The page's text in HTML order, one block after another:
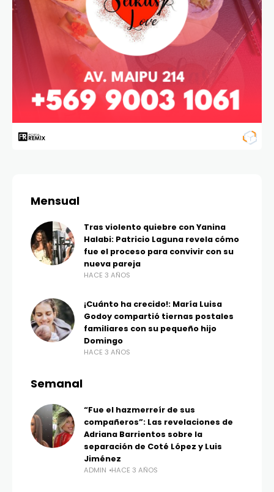
Mensual
Tras violento quiebre con Yanina
Halabi: Patricio Laguna revela cómo
fue el proceso para convivir con su
nueva pareja
HACE 3 AÑOS
¡Cuánto ha crecido!: María Luisa
Godoy compartió tiernas postales
familiares con su pequeño hijo
Domingo
HACE 3 AÑOS
Semanal
“Fue el hazmerreír de sus
compañeros”: Las revelaciones de
Adriana Barrientos sobre la
separación de Coté López y Luis
Jiménez
ADMIN HACE 3 AÑOS